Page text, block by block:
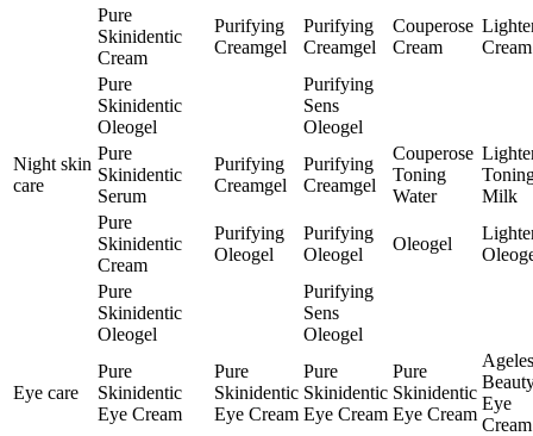
Pure
Skinidentic
Cream
Purifying
Creamgel
Purifying
Creamgel
Couperose
Cream
Cream
Pure
Skinidentic
Oleogel
Purifying
Sens
Oleogel
Night skin
care
Pure
Skinidentic
Serum
Purifying
Creamgel
Purifying
Creamgel
Couperose
Toning
Water
Milk
Pure
Skinidentic
Cream
Purifying
Oleogel
Purifying
Oleogel
Oleogel
Pure
Skinidentic
Oleogel
Purifying
Sens
Oleogel
Eye care
Pure
Skinidentic
Eye Cream
Pure
Skinidentic
Eye Cream
Pure
Skinidentic
Eye Cream
Pure
Skinidentic
Eye Cream
Eye
Cream